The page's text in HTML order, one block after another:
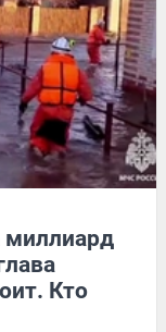
миллиард
Кто